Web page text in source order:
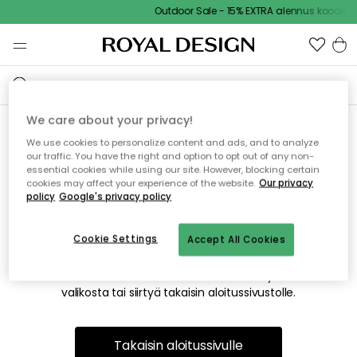
Outdoor Sale - 15% EXTRA alennus koodilla
Emme valitettavasti löydä
etsimääsi sivua
Tämä voi johtua siitä, että sivua ei enää ole tai siitä, että se
on siirretty muualle. Pahoittelemme tästä mahdollisesti
valikosta tai siirtyä takaisin aloitussivustolle.
Takaisin aloitussivulle
We care about your privacy!
We use cookies to personalize content and ads, and to analyze
our traffic. You have the right and option to opt out of any non-
essential cookies while using our site. However, blocking certain
cookies may affect your experience of the website. Our privacy
policy Google's privacy policy
Accept All Cookies
Cookie Settings